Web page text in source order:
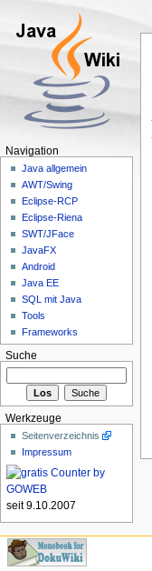
Navigation
Java allgemein
AWT/Swing
Eclipse-RCP
Eclipse-Riena
SWT/JFace
JavaFX
Android
Java EE
SQL mit Java
Tools
Frameworks
Suche
Werkzeuge
Seitenverzeichnis
Impressum
seit 9.10.2007